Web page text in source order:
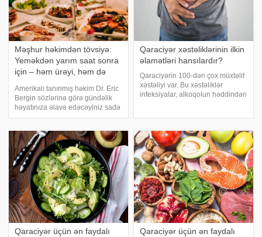
Məşhur həkimdən tövsiyə:
Yeməkdən yarım saat sonra
için – həm ürəyi, həm də
Amerikalı tanınmış həkim Dr. Eric
Bergin sözlərinə görə gündəlik
həyatınıza əlavə edəcəyiniz sadə
vərdiş orqanizminizi zərərli
xəbər verir ki, söhbət limonlu
sudan gedir. Bu təbii içki, xüsusil
Qaraciyər xəstəliklərinin ilkin
əlamətləri hansılardır?
Qaraciyərin 100-dən çox müxtəlif
xəstəliyi var. Bu xəstəliklər
infeksiyalar, alkoqolun həddindən
kimi səbəblərdən qaynaqlana
bilər
Qaraciyər üçün ən faydalı
Qaraciyər üçün ən faydalı